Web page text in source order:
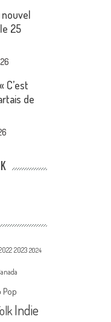
25
C’est
de
2023 2024
Pop
Indie